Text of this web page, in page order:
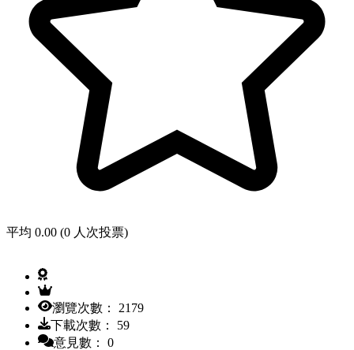
平均 0.00 (0 人次投票)
瀏覽次數： 2179
下載次數： 59
意見數： 0